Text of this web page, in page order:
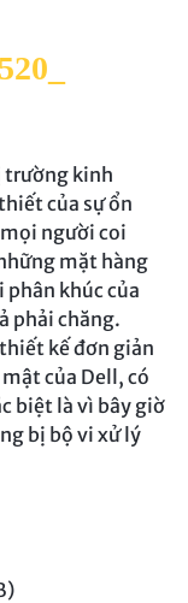
trường kinh
của sự ổn
người coi
mặt hàng
khúc của
phải chăng.
kế đơn giản
của Dell, có
biệt là vì bây giờ
bị bộ vi xử lý